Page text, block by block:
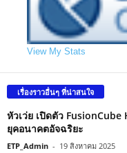
View My Stats
เรื่องราวอื่นๆ ที่น่าสนใจ
หัวเว่ย เปิดตัว
ยุคอนาคตอัจฉริยะ
ETP_Admin - 19 สิงหาคม 2025